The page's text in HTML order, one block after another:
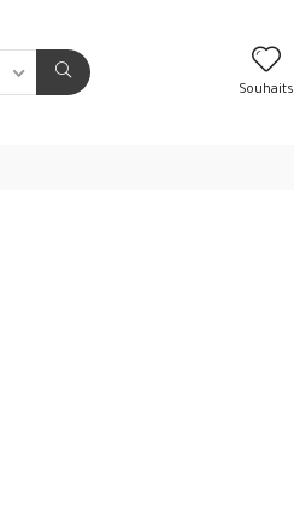
Souhaits